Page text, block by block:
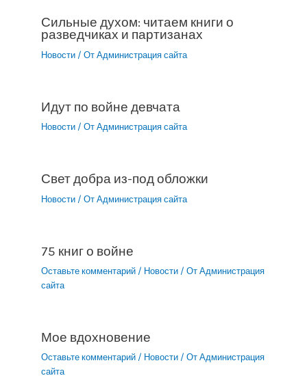
Сильные духом: читаем книги о
разведчиках и партизанах
Новости / От Администрация сайта
Идут по войне девчата
Новости / От Администрация сайта
Свет добра из-под обложки
Новости / От Администрация сайта
75 книг о войне
Оставьте комментарий / Новости / От Администрация
сайта
Мое вдохновение
Оставьте комментарий / Новости / От Администрация
сайта